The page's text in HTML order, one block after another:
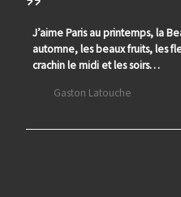
J’aime Paris au printemps, la
automne, les beaux fruits, les
crachin le midi et les soirs…
Gaston Latouche